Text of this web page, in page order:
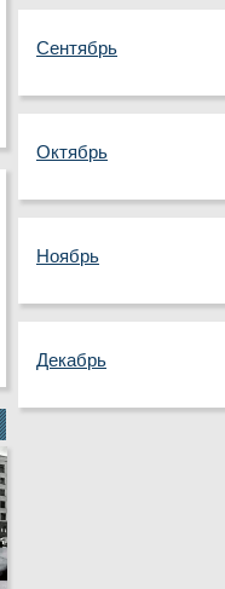
Сентябрь
Октябрь
Ноябрь
Декабрь